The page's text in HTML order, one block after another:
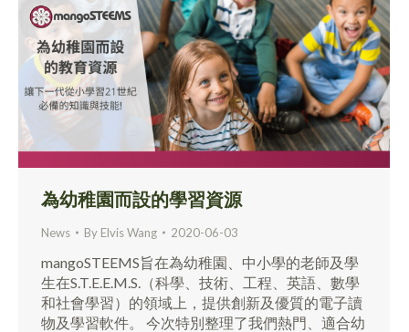
為幼稚園而設的學習資源
News By Elvis Wang 2020-06-03
mangoSTEEMS旨在為幼稚園、中小學的老師及學
生在S.T.E.E.M.S.（科學、技術、工程、英語、數學
和社會學習）的領域上，提供創新及優質的電子讀
物及學習軟件。 今次特別整理了我們熱門、適合幼